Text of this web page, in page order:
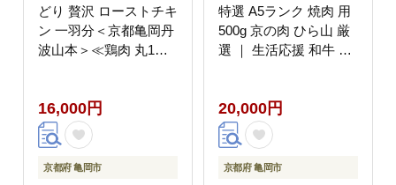
どり 贅沢 ローストチキ
ン 一羽分＜京都亀岡丹
波山本＞≪鶏肉 丸1羽
16,000円
京都府 亀岡市
特選 A5ランク 焼肉 用
500g 京の肉 ひら山 厳
選 ｜ 生活応援 和牛 牛
20,000円
京都府 亀岡市